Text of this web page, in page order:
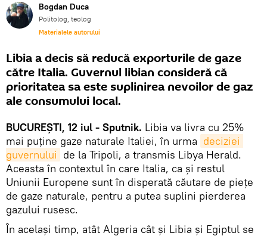
Bogdan Duca
Politolog, teolog
Materialele autorului
Libia a decis să reducă exporturile de gaze
către Italia. Guvernul libian consideră că
prioritatea sa este suplinirea nevoilor de gaz
ale consumului local.
BUCUREȘTI, 12 iul - Sputnik. Libia va livra cu 25%
mai puține gaze naturale Italiei, în urma deciziei
guvernului de la Tripoli, a transmis Libya Herald.
Aceasta în contextul în care Italia, ca și restul
Uniunii Europene sunt în disperată căutare de piețe
de gaze naturale, pentru a putea suplini pierderea
gazului rusesc.
În același timp, atât Algeria cât și Libia și Egiptul se